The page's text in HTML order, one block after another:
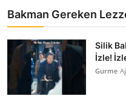
Bakman Gereken
Silik
İzle!
Gurme